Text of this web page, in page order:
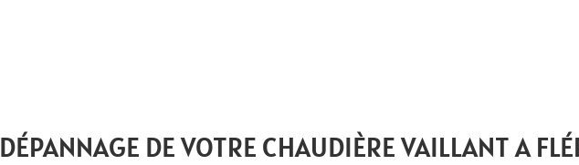
DÉPANNAGE DE VOTRE CHAUDIÈRE VAILLANT A